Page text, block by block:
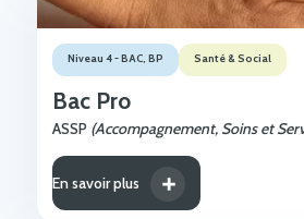
ASSP (Accompagnement, Soins et
Bac Pro
Niveau 4 - BAC, BP Santé & Social
En savoir plus